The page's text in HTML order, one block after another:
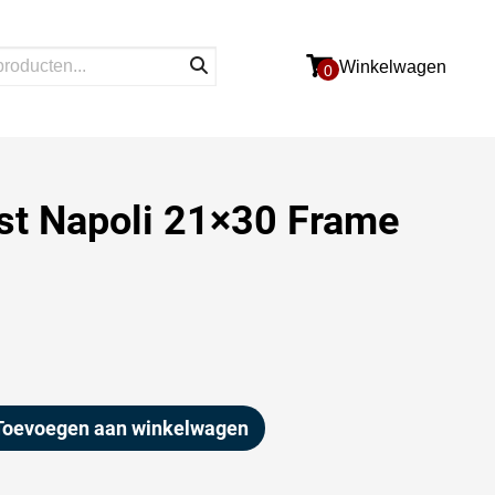
0 Winkelwagen
Napoli 21×30 Frame
aan winkelwagen